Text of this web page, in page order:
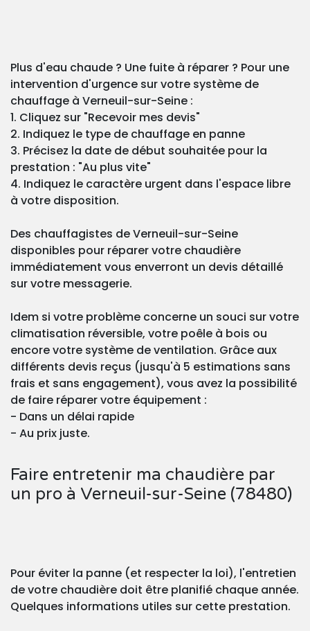
Plus d'eau chaude ? Une fuite à réparer ? Pour une
intervention d'urgence sur votre système de
chauffage à Verneuil-sur-Seine :
1. Cliquez sur "Recevoir mes devis"
2. Indiquez le type de chauffage en panne
3. Précisez la date de début souhaitée pour la
prestation : "Au plus vite"
4. Indiquez le caractère urgent dans l'espace libre
à votre disposition.
Des chauffagistes de Verneuil-sur-Seine
disponibles pour réparer votre chaudière
immédiatement vous enverront un devis détaillé
sur votre messagerie.
Idem si votre problème concerne un souci sur votre
climatisation réversible, votre poêle à bois ou
encore votre système de ventilation. Grâce aux
différents devis reçus (jusqu'à 5 estimations sans
frais et sans engagement), vous avez la possibilité
de faire réparer votre équipement :
- Dans un délai rapide
- Au prix juste.
Faire entretenir ma chaudière par
un pro à Verneuil-sur-Seine (78480)
Pour éviter la panne (et respecter la loi), l'entretien
de votre chaudière doit être planifié chaque année.
Quelques informations utiles sur cette prestation.